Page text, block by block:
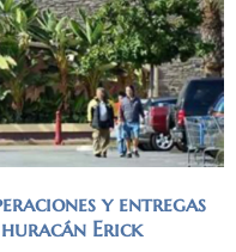
y entregas
Erick